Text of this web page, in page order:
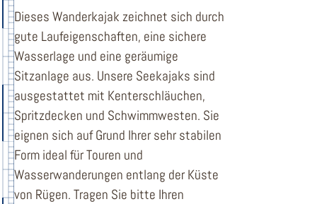
Dieses Wanderkajak zeichnet sich durch
gute Laufeigenschaften, eine sichere
Wasserlage und eine geräumige
Sitzanlage aus. Unsere Seekajaks sind
ausgestattet mit Kenterschläuchen,
Spritzdecken und Schwimmwesten. Sie
eignen sich auf Grund Ihrer sehr stabilen
Form ideal für Touren und
Wasserwanderungen entlang der Küste
von Rügen. Tragen Sie bitte Ihren